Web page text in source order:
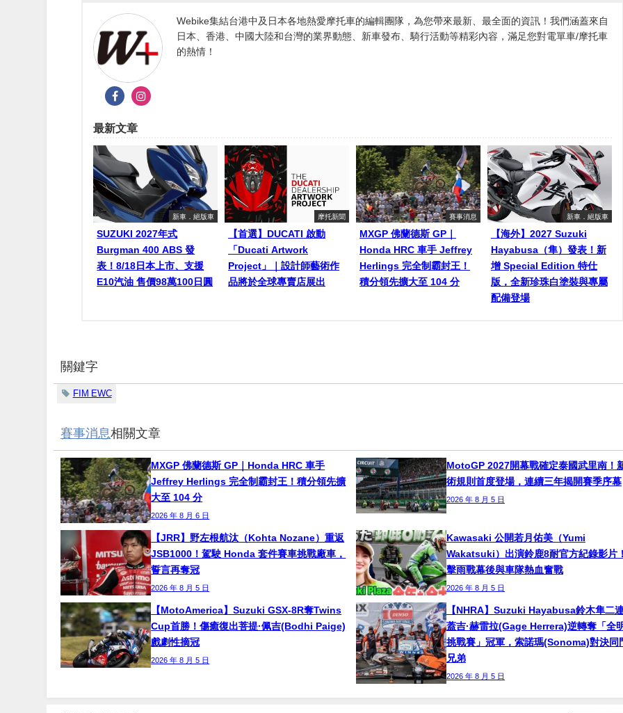
Webike集結台港中及日本各地熱愛摩托車的編輯團隊，為您帶來最新、最全面的資訊！我們涵蓋來自
日本、香港、中國大陸和台灣的業界動態、新車發布、騎行活動等精彩內容，滿足您對電單車/摩托車
的熱情！
最新文章
新車．絕版車
SUZUKI 2027年式
Burgman 400 ABS 發
表！8/18日本上市、支援
E10汽油 售價98萬100日圓
摩托新聞
【首選】DUCATI 啟動
「Ducati Artwork
Project」｜設計師藝術作
品將於全球專賣店展出
賽事消息
MXGP 佛蘭德斯 GP｜
Honda HRC 車手 Jeffrey
Herlings 完全制霸封王！
積分領先擴大至 104 分
新車．絕版車
【海外】2027 Suzuki
Hayabusa（隼）發表！新
增 Special Edition 特仕
版，全新珍珠白塗裝與專屬
配備登場
關鍵字
FIM EWC
賽事消息相關文章
MXGP 佛蘭德斯 GP｜Honda HRC 車手
Jeffrey Herlings 完全制霸封王！積分領先擴
大至 104 分
2026 年 8 月 6 日
MotoGP 2027開幕戰確定泰國武里南！
術規則首度登場，連續三年揭開賽季序幕
2026 年 8 月 5 日
【JRR】野左根航汰（Kohta Nozane）重返
JSB1000！駕駛 Honda 套件賽車挑戰廠車，
誓言再奪冠
2026 年 8 月 5 日
Kawasaki 公開若月佑美（Yumi
Wakatsuki）出演鈴鹿8耐官方紀錄影片
擊雨戰幕後與車隊熱血奮戰
2026 年 8 月 5 日
【MotoAmerica】Suzuki GSX-8R奪Twins
Cup首勝！傷癒復出菩提·佩吉(Bodhi Paige)
戲劇性摘冠
2026 年 8 月 5 日
【NHRA】Suzuki Hayabusa鈴木隼二
蓋吉·赫雷拉(Gage Herrera)逆轉奪「全
挑戰賽」冠軍，索諾瑪(Sonoma)對決同
兄弟
2026 年 8 月 5 日